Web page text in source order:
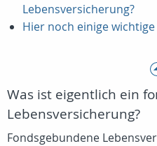
Lebensversicherung?
Hier noch einige
Was ist eigentlich ein
Lebensversicherung?
Fondsgebundene